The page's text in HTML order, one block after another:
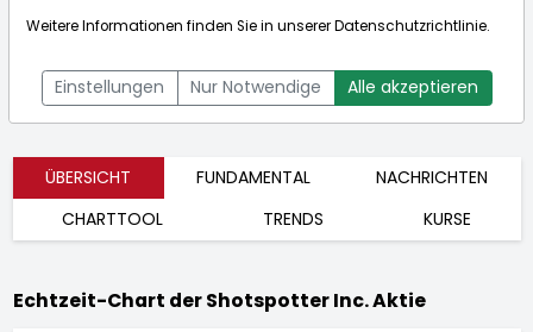
US82536T1079]
Aktienkurse
Bid:7,816$Ask:7,981$
ÜBERSICHT FUNDAMENTAL
NACHRICHTEN
CHARTTOOL
TRENDS KURSE
Echtzeit-Chart der Shotspotter Inc. Aktie
Weitere Informationen finden Sie in unsererDatenschutzrichtlinie.
Einstellungen Nur Notwendige Alle akzeptieren